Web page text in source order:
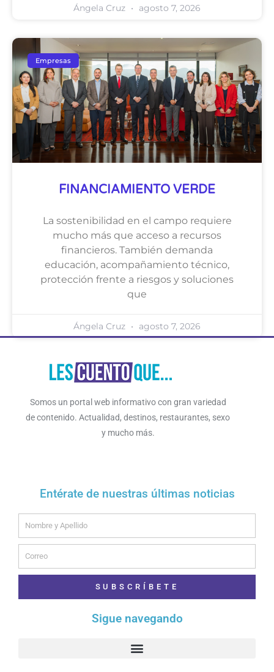
Ángela Cruz agosto 7, 2026
Empresas
FINANCIAMIENTO VERDE
La sostenibilidad en el campo requiere
mucho más que acceso a recursos
financieros. También demanda
educación, acompañamiento técnico,
protección frente a riesgos y soluciones
que
Ángela Cruz agosto 7, 2026
Somos un portal web informativo con gran variedad
de contenido. Actualidad, destinos, restaurantes, sexo
y mucho más.
Entérate de nuestras últimas noticias
SUBSCRÍBETE
Sigue navegando